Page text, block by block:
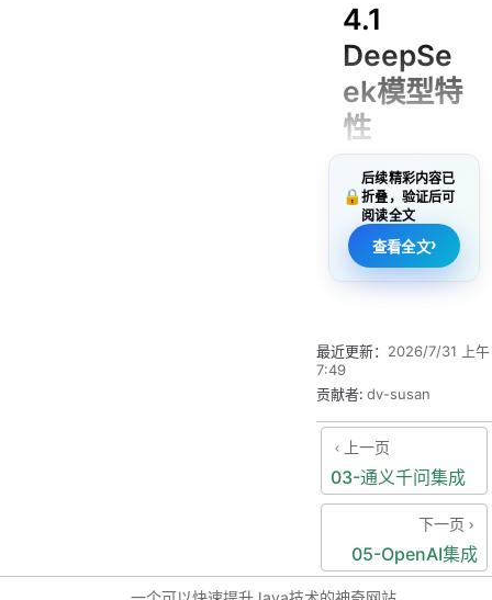
4.4.3 对话持久化
4.5 高级功能
4.5.1 函数调用
4.5.2 图像分析
4.6 实际应用示例
4.6.1 智能问答系统
4.6.2 内容审核系统
4.7 性能优化
4.8 错误处理
4.8.1 异常处理
4.8.2 降级策略
4.9 监控与日志
4.9.1 指标监控
4.9.2 请求日志
4.10 小结
4.1
DeepSe
ek模型特
性
DeepSeek是智
谱AI开发的大语
言模型，以其强
大的中文处理能
力和专业知识而
4.1.1
DeepSeek
模型特点
卓越的中文
：专门
优化中文语
言处理
🔒
后续精彩内容已
折叠，验证后可
阅读全文
查看全文›
最近更新： 2026/7/31 上午
7:49
贡献者: dv-susan
上一页
03-通义千问集成
下一页
05-OpenAI集成